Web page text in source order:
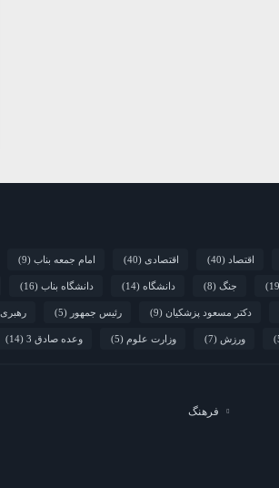
اقتصاد (40) اقتصادی (40) امام جمعه بناب (9)
جنگ (8) دانشگاه (14) دانشگاه بناب (16)
دکتر مسعود پزشکیان (9) رئیس جمهور (5) رهبری
ورزش (7) وزارت علوم (5) وعده صادق 3 (14)
فرهنگ